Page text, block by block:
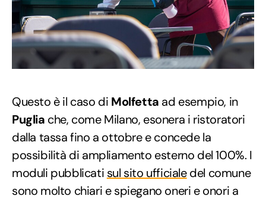
Questo è il caso di Molfetta ad esempio, in
Puglia che, come Milano, esonera i ristoratori
dalla tassa fino a ottobre e concede la
possibilità di ampliamento esterno del 100%. I
moduli pubblicati sul sito ufficialedel comune
sono molto chiari e spiegano oneri e onori a